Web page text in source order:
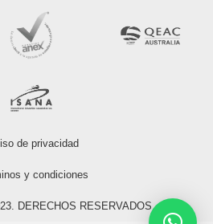
de privacidad
y condiciones
DERECHOS RESERVADOS.​